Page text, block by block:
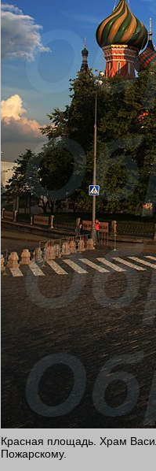
Красная площадь. Храм
Пожарскому.